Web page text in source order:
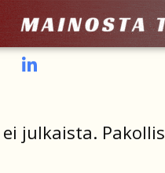
julkaista.